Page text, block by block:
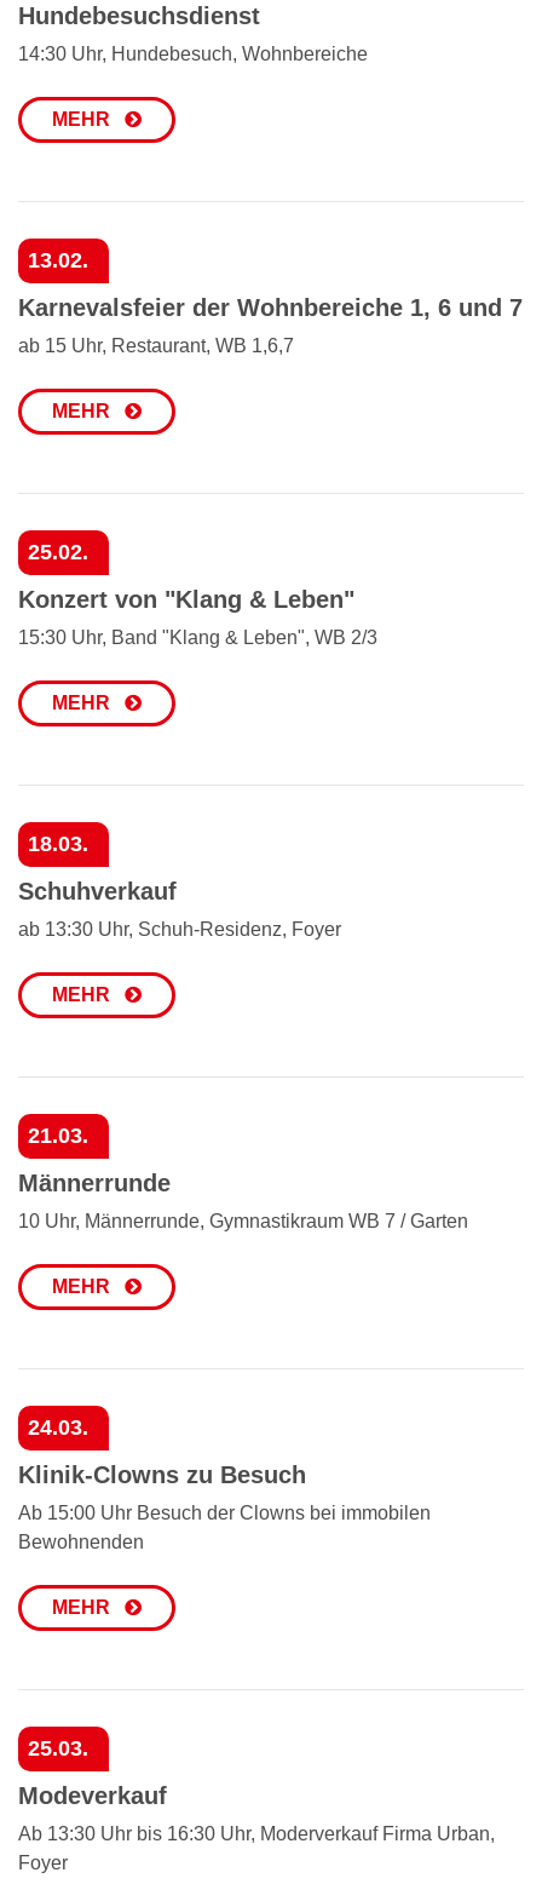
Hundebesuchsdienst
14:30 Uhr, Hundebesuch, Wohnbereiche
MEHR
13.02.
Karnevalsfeier der Wohnbereiche 1, 6 und 7
ab 15 Uhr, Restaurant, WB 1,6,7
MEHR
25.02.
Konzert von "Klang & Leben"
15:30 Uhr, Band "Klang & Leben", WB 2/3
MEHR
18.03.
Schuhverkauf
ab 13:30 Uhr, Schuh-Residenz, Foyer
MEHR
21.03.
Männerrunde
10 Uhr, Männerrunde, Gymnastikraum WB 7 / Garten
MEHR
24.03.
Klinik-Clowns zu Besuch
Ab 15:00 Uhr Besuch der Clowns bei immobilen
Bewohnenden
MEHR
25.03.
Modeverkauf
Ab 13:30 Uhr bis 16:30 Uhr, Moderverkauf Firma Urban,
Foyer